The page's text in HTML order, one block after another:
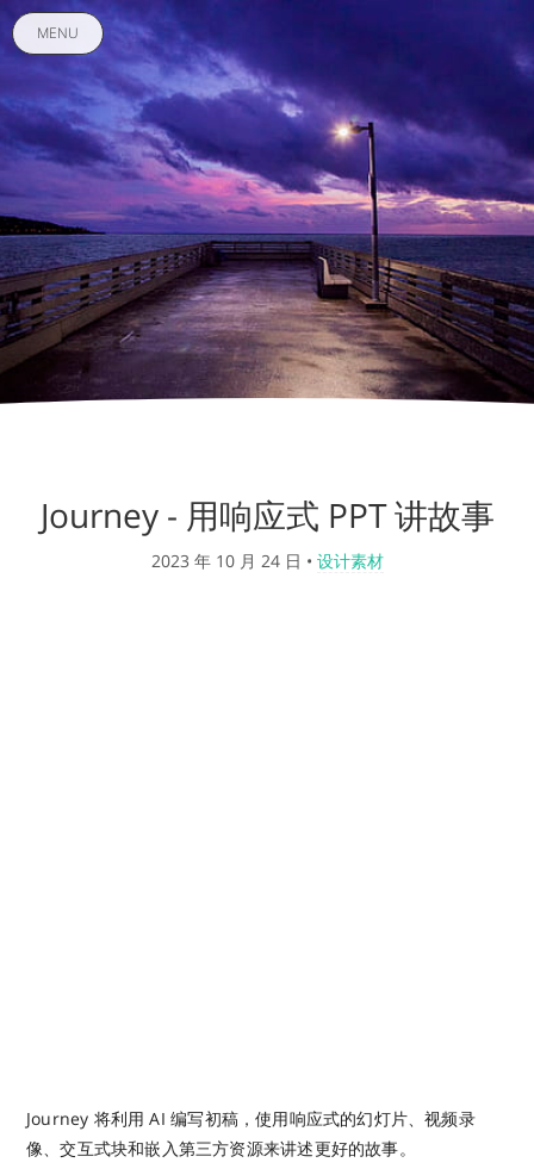
MENU
Journey - 用响应式 PPT 讲故事
2023 年 10 月 24 日 • 设计素材
Journey 将利用 AI 编写初稿，使用响应式的幻灯片、视频录
像、交互式块和嵌入第三方资源来讲述更好的故事。